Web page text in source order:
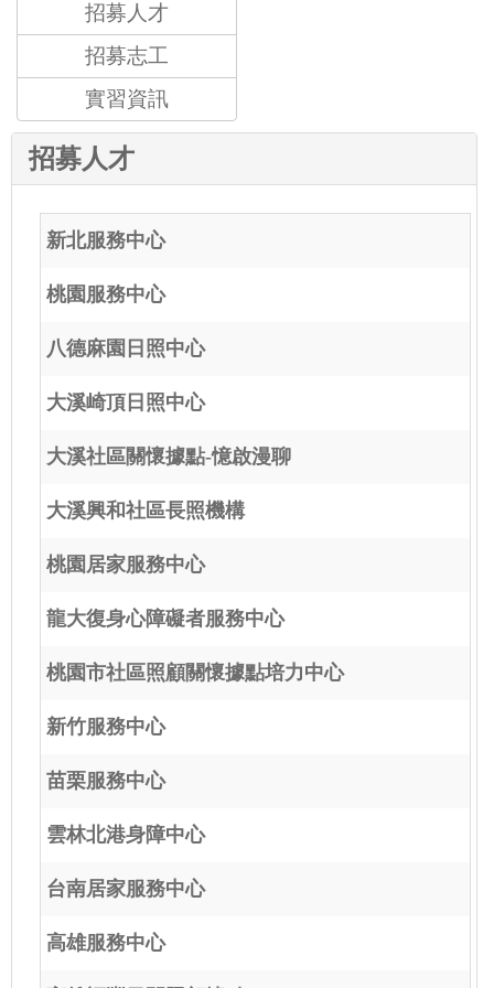
招募人才
招募志工
實習資訊
招募人才
新北服務中心
桃園服務中心
八德麻園日照中心
大溪崎頂日照中心
大溪社區關懷據點-憶啟漫聊
大溪興和社區長照機構
桃園居家服務中心
龍大復身心障礙者服務中心
桃園市社區照顧關懷據點培力中心
新竹服務中心
苗栗服務中心
雲林北港身障中心
台南居家服務中心
高雄服務中心